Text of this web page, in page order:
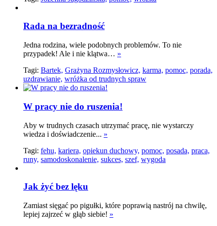
Rada na bezradność
Jedna rodzina, wiele podobnych problemów. To nie
przypadek! Ale i nie klątwa… »
Tagi: Bartek, Grażyna Rozmysłowicz, karma, pomoc, porada,
uzdrawianie, wróżka od trudnych spraw
W pracy nie do ruszenia!
Aby w trudnych czasach utrzymać pracę, nie wystarczy
wiedza i doświadczenie... »
Tagi: fehu, kariera, opiekun duchowy, pomoc, posada, praca,
runy, samodoskonalenie, sukces, szef, wygoda
Jak żyć bez lęku
Zamiast sięgać po pigułki, które poprawią nastrój na chwilę,
lepiej zajrzeć w głąb siebie! »